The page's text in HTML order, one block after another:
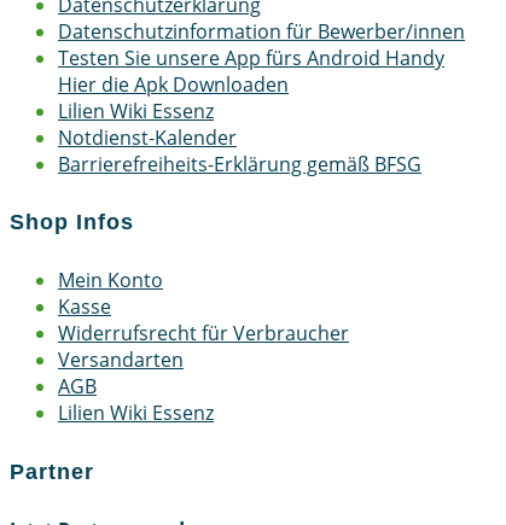
Datenschutzinformation für Bewerber/innen
Testen Sie unsere App fürs Android Handy
Hier die Apk Downloaden
Lilien Wiki Essenz
Notdienst-Kalender
Barrierefreiheits-Erklärung gemäß BFSG
Shop Infos
Mein Konto
Kasse
Widerrufsrecht für Verbraucher
Versandarten
AGB
Lilien Wiki Essenz
Partner